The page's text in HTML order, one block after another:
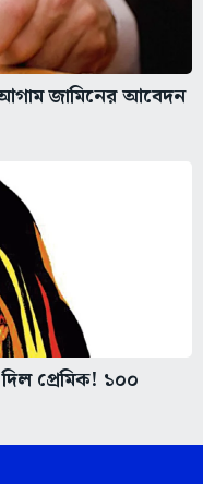
জামিনের আবেদন
দিল প্রেমিক! ১০০